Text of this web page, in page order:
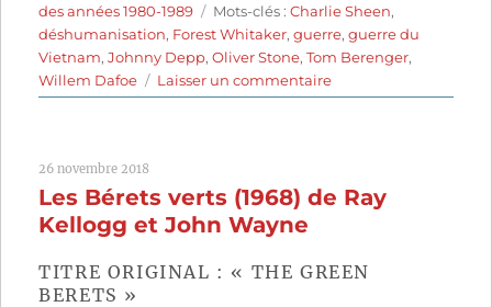
le
des années 1980-1989
Étiquettes
Mots-clés :Charlie Sheen,
déshumanisation, Forest Whitaker,guerre,guerre du
Vietnam,Johnny Depp,Oliver Stone,Tom Berenger,
Willem Dafoe
Laisser un commentairesur
Platoon
Stone
26 novembre 2018
Les Bérets verts (1968) de Ray
Kellogg et John Wayne
TITRE ORIGINAL : « THE GREEN
BERETS »